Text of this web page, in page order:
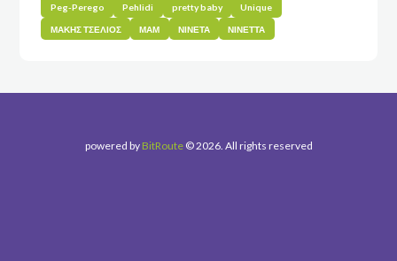
Peg-Perego Pehlidi pretty baby Unique
ΜΑΚΗΣ ΤΣΕΛΙΟΣ ΜΑΜ ΝΙΝΕΤΑ ΝΙΝΕΤΤΑ
powered by BitRoute© 2026. All rights reserved